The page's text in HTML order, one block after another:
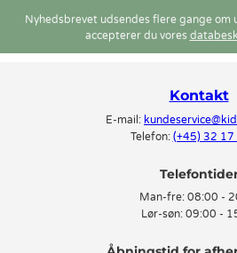
Nyhedsbrevet udsendes flere gange om
accepterer du vores
Kontakt
E-mail:
Telefon: (+45) 32 17
Man-fre: 08:00 -
Lør-søn: 09:00 -